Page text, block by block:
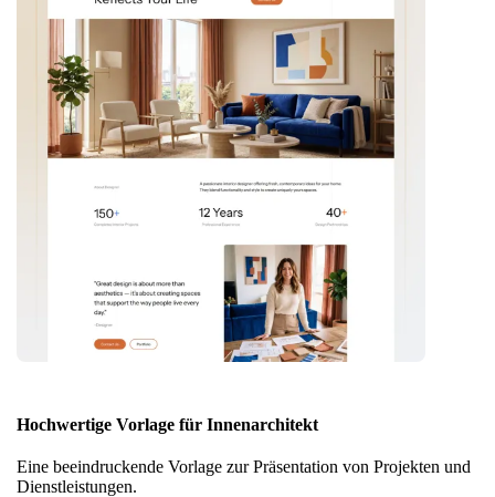
Hochwertige Vorlage für Innenarchitekt
Eine beeindruckende Vorlage zur Präsentation von Projekten und
Dienstleistungen.